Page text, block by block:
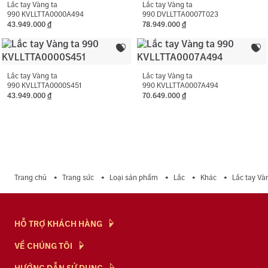
Lắc tay Vàng ta
990 KVLLTTA0000A494
43.949.000 đ
Lắc tay Vàng ta
990 DVLLTTA0007T023
78.949.000 đ
Lắc tay Vàng ta
990 KVLLTTA0000S451
43.949.000 đ
Lắc tay Vàng ta
990 KVLLTTA0007A494
70.649.000 đ
Trang chủ Trang sức Loại sản phẩm Lắc Khác Lắc tay
HỖ TRỢ KHÁCH HÀNG
Hỏi & Đáp
Chính Sách
VỀ CHÚNG TÔI
NTJ Flagship